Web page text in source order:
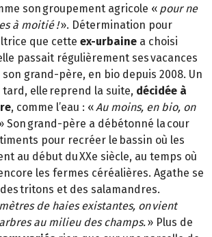
son groupement agricole « pour ne
à moitié !». Détermination pour
que cette ex-urbaine a choisi
passait régulièrement ses vacances
grand-père, en bio depuis 2008. Un
tard, elle reprend la suite, décidée à
, comme l’eau : «Au moins, en bio, on
Son grand-père a débétonné la cour
pour recréer le bassin où les
au début du XXe siècle, au temps où
les fermes céréalières. Agathe se
tritons et des salamandres.
de haies existantes, on vient
au milieu des champs.» Plus de